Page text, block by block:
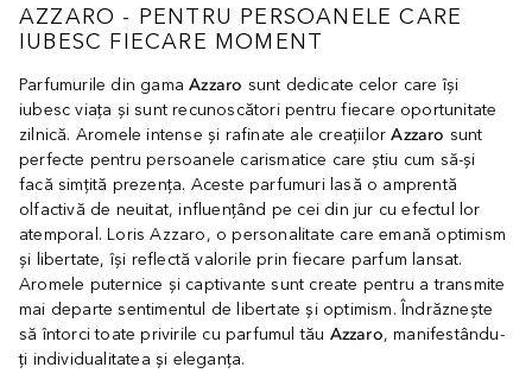
AZZARO - PENTRU PERSOANELE CARE
IUBESC FIECARE MOMENT
Parfumurile din gamaAzzaro sunt dedicate celor care își
iubesc viața și sunt recunoscători pentru fiecare oportunitate
zilnică. Aromele intense și rafinate ale creațiilorAzzaro sunt
perfecte pentru persoanele carismatice care știu cum să-și
facă simțită prezența. Aceste parfumuri lasă o amprentă
olfactivă de neuitat, influențând pe cei din jur cu efectul lor
atemporal. Loris Azzaro, o personalitate care emană optimism
și libertate, își reflectă valorile prin fiecare parfum lansat.
Aromele puternice și captivante sunt create pentru a transmite
mai departe sentimentul de libertate și optimism. Îndrăznește
să întorci toate privirile cu parfumul tău Azzaro, manifestându-
ți individualitatea și eleganța.